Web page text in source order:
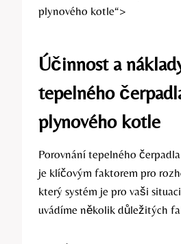
plynového kotle“>
Účinnost a
tepelného
plynového kotle
Porovnání tepelného
je klíčovým faktorem pro
který systém je pro vaši
uvádíme několik důležitých